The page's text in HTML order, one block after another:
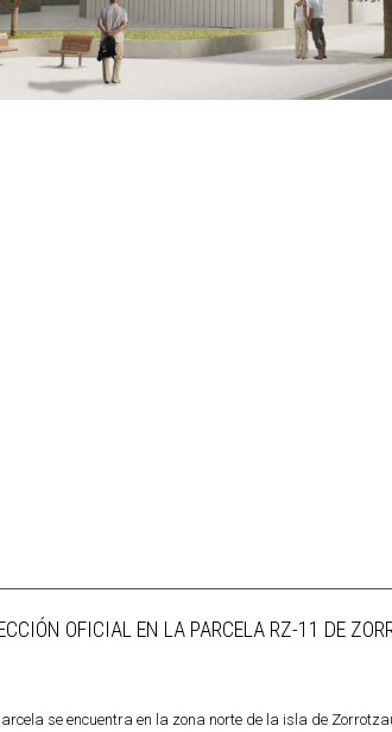
OFICIAL EN LA PARCELA RZ-11 DE
se encuentra en la zona norte de la isla de